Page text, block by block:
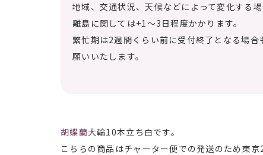
地域、交通状況、天候などによって変化する場
離島に関しては+1～3日程度かかります。
繁忙期は2週間くらい前に受付終了となる場
願いいたします。
胡蝶蘭大輪10本立ち白です。
こちらの商品はチャーター便での発送のため東